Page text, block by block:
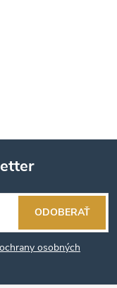
osobných
ODOBERAŤ